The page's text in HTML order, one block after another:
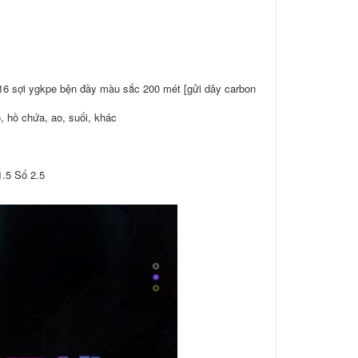
sợi ygkpe bện đầy màu sắc 200 mét [gửi dây carbon
hồ chứa, ao, suối, khác
Số 2.5